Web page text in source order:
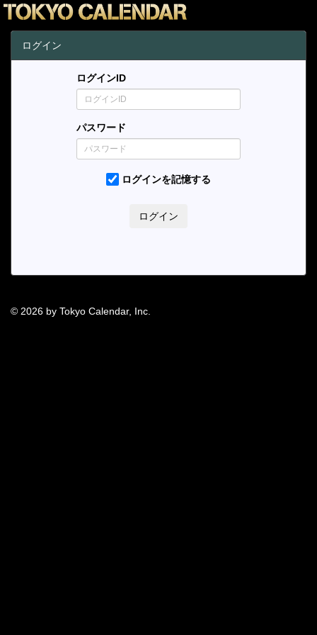
ログイン
ログインID
パスワード
ログインを記憶する
© 2026 by Tokyo Calendar, Inc.